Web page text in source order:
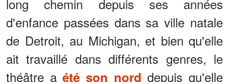
long chemin depuis ses années
d'enfance passées dans sa ville natale
de Detroit, au Michigan, et bien qu'elle
ait travaillé dans différents genres, le
théâtre aété son nord depuis qu'elle